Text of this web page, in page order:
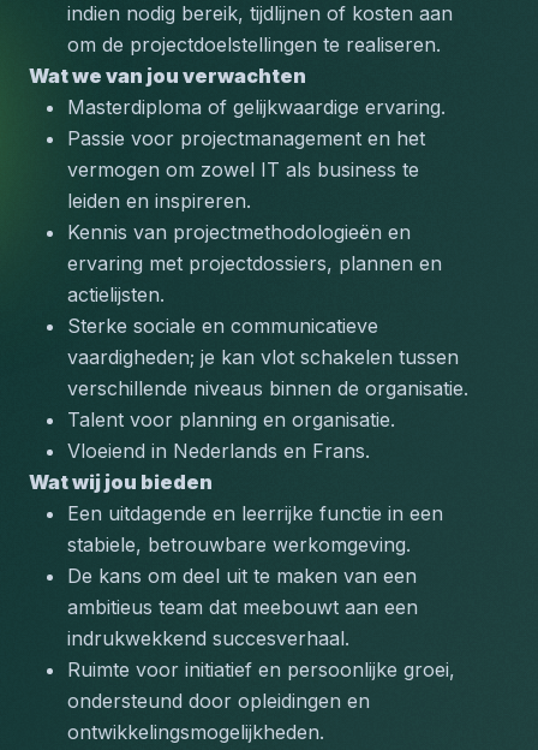
indien nodig bereik, tijdlijnen of kosten aan
om de projectdoelstellingen te realiseren.
Wat we van jou verwachten
Masterdiploma of gelijkwaardige ervaring.
Passie voor projectmanagement en het
vermogen om zowel IT als business te
leiden en inspireren.
Kennis van projectmethodologieën en
ervaring met projectdossiers, plannen en
actielijsten.
Sterke sociale en communicatieve
vaardigheden; je kan vlot schakelen tussen
verschillende niveaus binnen de organisatie.
Talent voor planning en organisatie.
Vloeiend in Nederlands en Frans.
Wat wij jou bieden
Een uitdagende en leerrijke functie in een
stabiele, betrouwbare werkomgeving.
De kans om deel uit te maken van een
ambitieus team dat meebouwt aan een
indrukwekkend succesverhaal.
Ruimte voor initiatief en persoonlijke groei,
ondersteund door opleidingen en
ontwikkelingsmogelijkheden.